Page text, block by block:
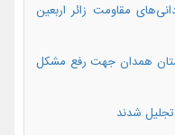
مقاومت زائر اربعین
همدان جهت رفع مشکل
شدند